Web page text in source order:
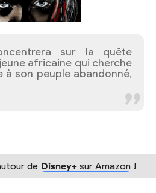
sur la quête
africaine qui cherche
à son peuple abandonné,
de Disney+ sur Amazon !